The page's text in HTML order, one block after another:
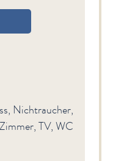
Nichtraucher,
TV, WC